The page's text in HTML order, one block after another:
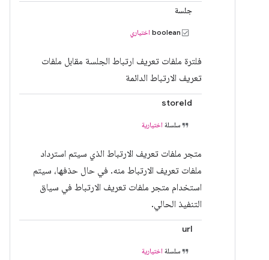
جلسة
boolean اختياري
فلترة ملفات تعريف ارتباط الجلسة مقابل ملفات
تعريف الارتباط الدائمة
storeId
سلسلة اختيارية
متجر ملفات تعريف الارتباط الذي سيتم استرداد
ملفات تعريف الارتباط منه. في حال حذفها، سيتم
استخدام متجر ملفات تعريف الارتباط في سياق
التنفيذ الحالي.
url
سلسلة اختيارية